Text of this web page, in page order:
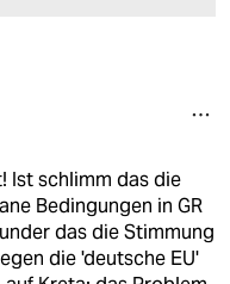
Ist schlimm das die
Bedingungen in GR
das die Stimmung
die 'deutsche EU'